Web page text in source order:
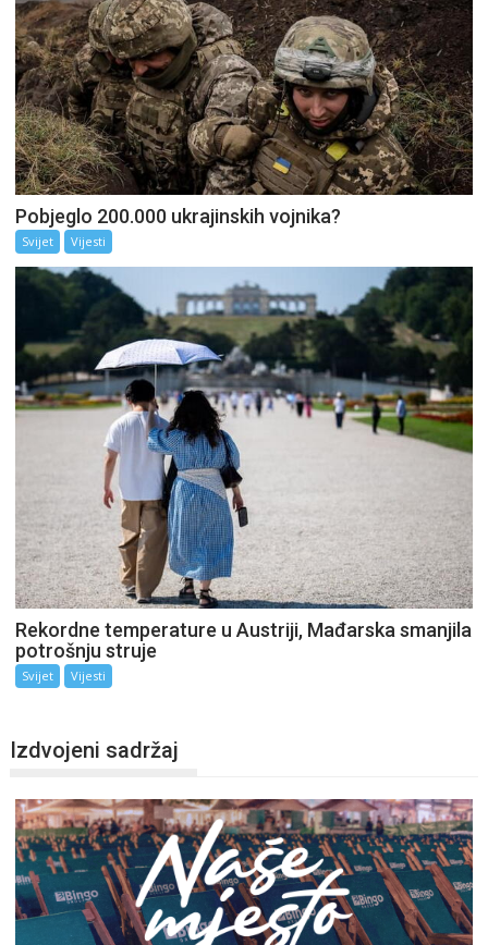
Pobjeglo 200.000 ukrajinskih vojnika?
Svijet Vijesti
Rekordne temperature u Austriji, Mađarska smanjila
potrošnju struje
Svijet Vijesti
Izdvojeni sadržaj